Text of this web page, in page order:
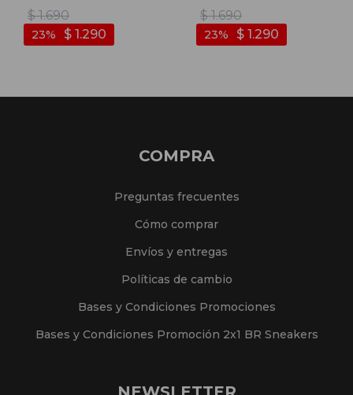
Hebilla - Negro
$ 1.690
$ 1.290
23
Cruzada C/ Aplique -
Camel
$ 1.690
$ 1.290
23
COMPRA
Preguntas frecuentes
Cómo comprar
Envíos y entregas
Políticas de cambio
Bases y Condiciones Promociones
Bases y Condiciones Promoción 2x1 BR Sneakers